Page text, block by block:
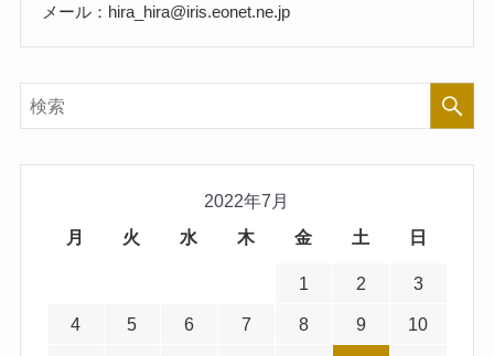
メール：hira_hira@iris.eonet.ne.jp
2022年7月
月
火 水 木 金 土 日
1 2 3
4 5 6 7 8 9 10